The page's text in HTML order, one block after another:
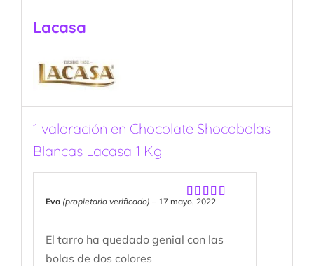
Lacasa
1 valoración en Chocolate Shocobolas
Blancas Lacasa 1 Kg
Valorado
Eva (propietario verificado) – 17 mayo, 2022
El tarro ha quedado genial con las
bolas de dos colores